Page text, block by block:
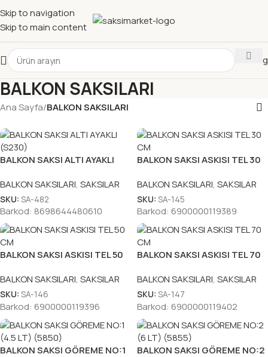
Skip to navigation
Skip to main content
Katalog
BALKON SAKSILARI
Ana Sayfa/BALKON SAKSILARI
BALKON SAKSI ALTI AYAKLI
BALKON SAKSILARI, SAKSILAR
SKU: SA-482
Barkod: 8698644480610
BALKON SAKSI ASKISI TEL 30
BALKON SAKSILARI, SAKSILAR
SKU: SA-145
Barkod: 6900000119389
BALKON SAKSI ASKISI TEL 50
BALKON SAKSILARI, SAKSILAR
SKU: SA-146
Barkod: 6900000119396
BALKON SAKSI ASKISI TEL 70
BALKON SAKSILARI, SAKSILAR
SKU: SA-147
Barkod: 6900000119402
BALKON SAKSI GÖREME NO:1
BALKON SAKSI GÖREME NO:2